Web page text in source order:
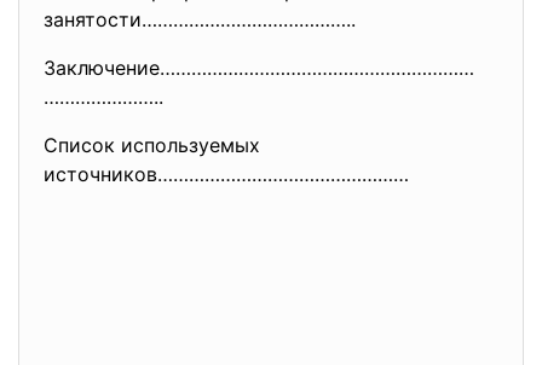
занятости…………………………………..
Заключение……………………………………………………
…………………..
Список используемых
источников…………………………………………